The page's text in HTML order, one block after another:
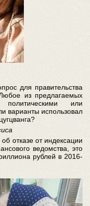
для правительства
из предлагаемых
или
варианты использовал
отказе от индексации
ведомства, это
рублей в 2016-